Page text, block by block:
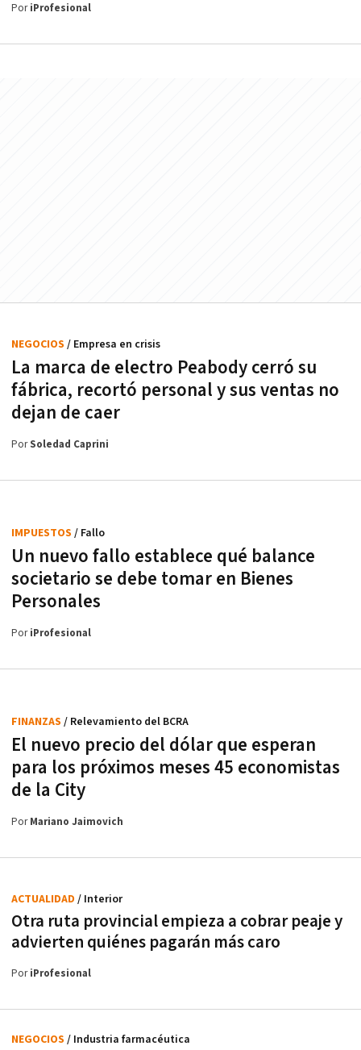
PoriProfesional
La marca de electro Peabody cerró su
fábrica, recortó personal y sus ventas no
dejan de caer
NEGOCIOS / Empresa en crisis
PorSoledad Caprini
Un nuevo fallo establece qué balance
societario se debe tomar en Bienes
Personales
IMPUESTOS / Fallo
PoriProfesional
El nuevo precio del dólar que esperan
para los próximos meses 45 economistas
de la City
FINANZAS / Relevamiento del BCRA
PorMariano Jaimovich
Otra ruta provincial empieza a cobrar peaje y
advierten quiénes pagarán más caro
ACTUALIDAD / Interior
PoriProfesional
NEGOCIOS / Industria farmacéutica